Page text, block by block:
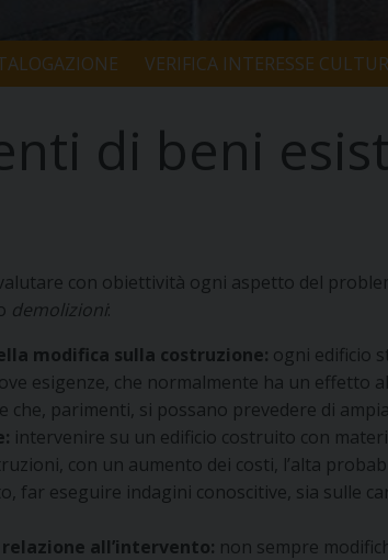
VERIFICA INTERESSE
di beni
con obiettività ogni aspetto del
demolizioni:
modifica sulla costruzione: ogni edificio
esigenze, che normalmente ha un effetto
parimenti, si possano prevedere di
intervenire su un edificio costruito con
con un aumento dei costi, l’alta
far eseguire indagini conoscitive, sia sulle
all’intervento: non sempre